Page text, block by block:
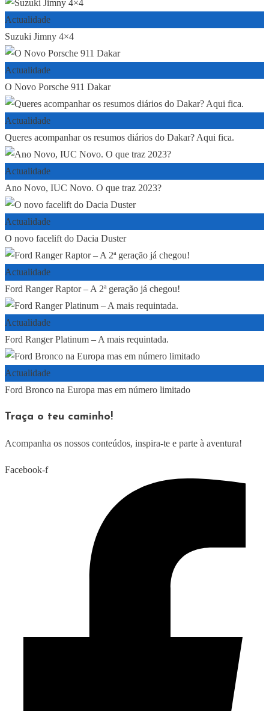
Actualidade
Suzuki Jimny 4×4
Actualidade
O Novo Porsche 911 Dakar
Actualidade
Queres acompanhar os resumos diários do Dakar? Aqui fica.
Actualidade
Ano Novo, IUC Novo. O que traz 2023?
Actualidade
O novo facelift do Dacia Duster
Actualidade
Ford Ranger Raptor – A 2ª geração já chegou!
Actualidade
Ford Ranger Platinum – A mais requintada.
Actualidade
Ford Bronco na Europa mas em número limitado
Traça o teu caminho!
Acompanha os nossos conteúdos, inspira-te e parte à aventura!
Facebook-f